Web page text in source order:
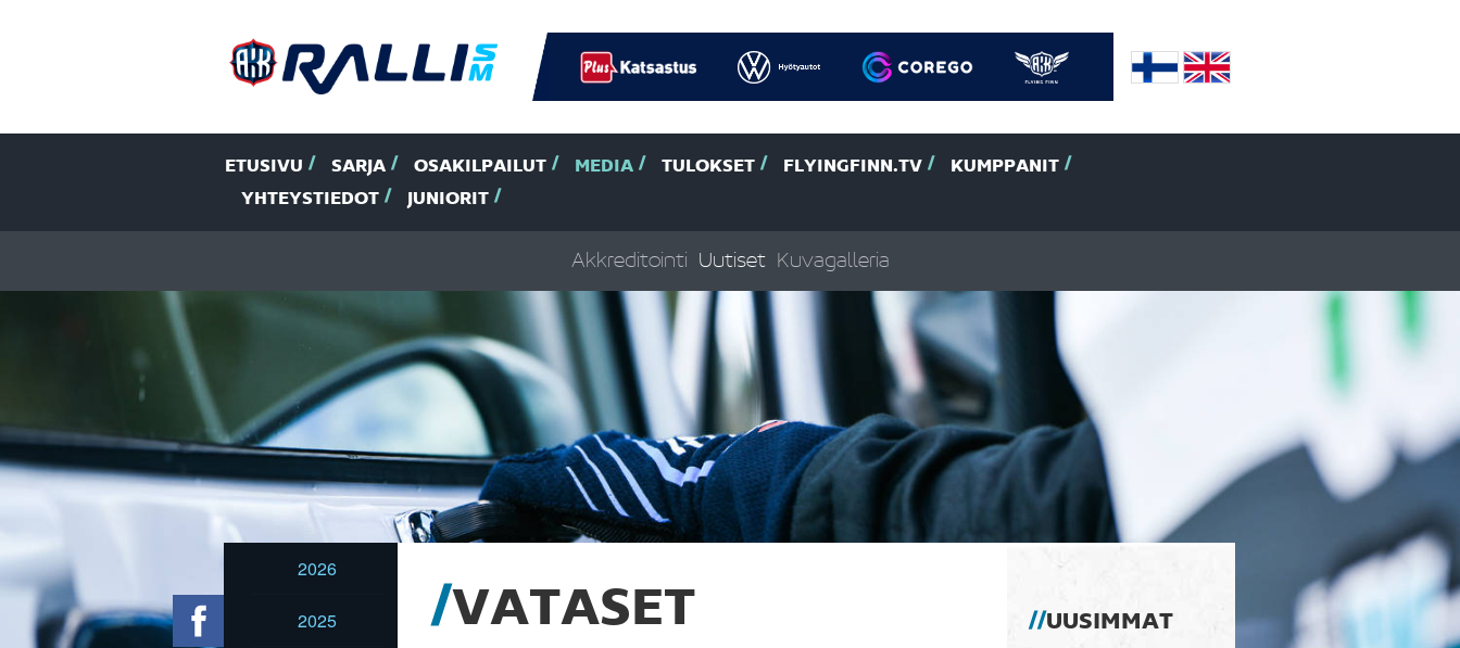
ETUSIVU SARJA OSAKILPAILUT MEDIA TULOKSET FLYINGFINN.TV
KUMPPANIT
YHTEYSTIEDOT
JUNIORIT
Akkreditointi Uutiset Kuvagalleria
2026
2025
VATASET
UUSIMMAT